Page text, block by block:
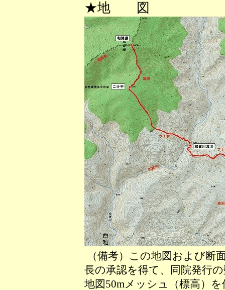
★地 図
（備考）この地図および断
長の承認を得て、同院発行
地図50mメッシュ（標高）